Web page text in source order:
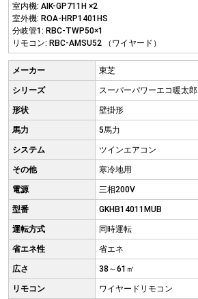
室内機: AIK-GP711H ×2
室外機: ROA-HRP1401HS
分岐管1: RBC-TWP50×1
リモコン: RBC-AMSU52 （ワイヤード）
メーカー 東芝
シリーズ スーパーパワーエコ暖太郎
形状 壁掛形
馬力 5馬力
システム ツインエアコン
その他 寒冷地用
電源 三相200V
型番 GKHB14011MUB
運転方式 同時運転
省エネ性 省エネ
広さ 38～61㎡
リモコン ワイヤードリモコン